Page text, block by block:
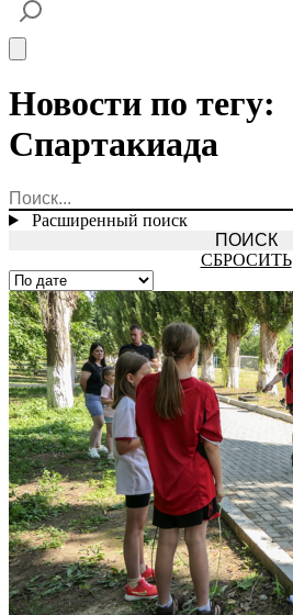
Новости по тегу:
Спартакиада
Расширенный поиск
СБРОСИТЬ